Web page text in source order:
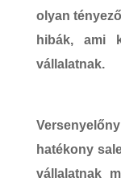
olyan
hibák, ami
vállalatnak.
hatékony
vállalatnak